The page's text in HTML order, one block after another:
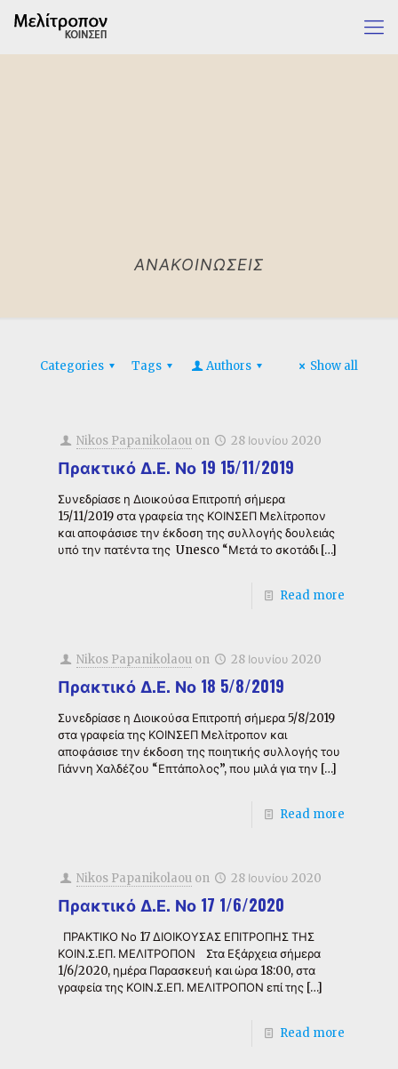
ΑΝΑΚΟΙΝΩΣΕΙΣ
Categories Tags Authors Show all
Nikos Papanikolaou on 28 Ιουνίου 2020
Πρακτικό Δ.Ε. Νο 19 15/11/2019
Συνεδρίασε η Διοικούσα Επιτροπή σήμερα
15/11/2019 στα γραφεία της ΚΟΙΝΣΕΠ Μελίτροπον
και αποφάσισε την έκδοση της συλλογής δουλειάς
υπό την πατέντα της Unesco “Μετά το σκοτάδι[…]
Read more
Nikos Papanikolaou on 28 Ιουνίου 2020
Πρακτικό Δ.Ε. Νο 18 5/8/2019
Συνεδρίασε η Διοικούσα Επιτροπή σήμερα 5/8/2019
στα γραφεία της ΚΟΙΝΣΕΠ Μελίτροπον και
αποφάσισε την έκδοση της ποιητικής συλλογής του
Γιάννη Χαλδέζου “Επτάπολος”, που μιλά για την […]
Read more
Nikos Papanikolaou on 28 Ιουνίου 2020
Πρακτικό Δ.Ε. Νο 17 1/6/2020
ΠΡΑΚΤΙΚΟ Νο 17 ΔΙΟΙΚΟΥΣΑΣ ΕΠΙΤΡΟΠΗΣ ΤΗΣ
ΚΟΙΝ.Σ.ΕΠ. ΜΕΛΙΤΡΟΠΟΝ Στα Εξάρχεια σήμερα
1/6/2020, ημέρα Παρασκευή και ώρα 18:00, στα
γραφεία της ΚΟΙΝ.Σ.ΕΠ. ΜΕΛΙΤΡΟΠΟΝ επί της […]
Read more